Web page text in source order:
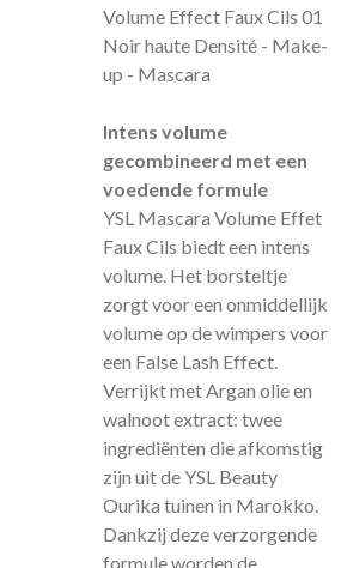
Volume Effect Faux Cils 01
Noir haute Densité - Make-
up - Mascara
Intens volume
gecombineerd met een
voedende formule
YSL Mascara Volume Effet
Faux Cils biedt een intens
volume. Het borsteltje
zorgt voor een onmiddellijk
volume op de wimpers voor
een False Lash Effect.
Verrijkt met Argan olie en
walnoot extract: twee
ingrediënten die afkomstig
zijn uit de YSL Beauty
Ourika tuinen in Marokko.
Dankzij deze verzorgende
formule worden de